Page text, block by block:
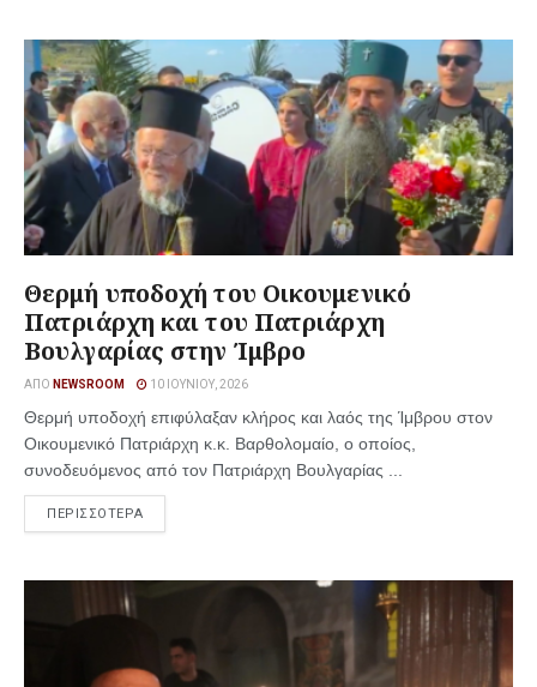
Θερμή υποδοχή του Οικουμενικό
Πατριάρχη και του Πατριάρχη
Βουλγαρίας στην Ίμβρο
ΑΠΌ NEWSROOM 10 ΙΟΥΝΊΟΥ, 2026
Θερμή υποδοχή επιφύλαξαν κλήρος και λαός της Ίμβρου στον
Οικουμενικό Πατριάρχη κ.κ. Βαρθολομαίο, ο οποίος,
συνοδευόμενος από τον Πατριάρχη Βουλγαρίας ...
ΠΕΡΙΣΣΟΤΕΡΑ